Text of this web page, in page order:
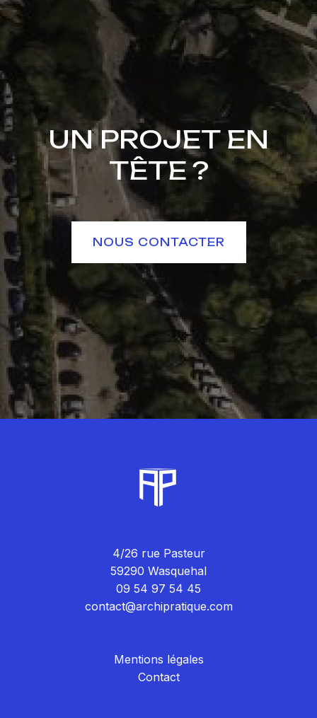
UN PROJET EN
TÊTE ?
NOUS CONTACTER
4/26 rue Pasteur
59290 Wasquehal
09 54 97 54 45
contact@archipratique.com
Mentions légales
Contact